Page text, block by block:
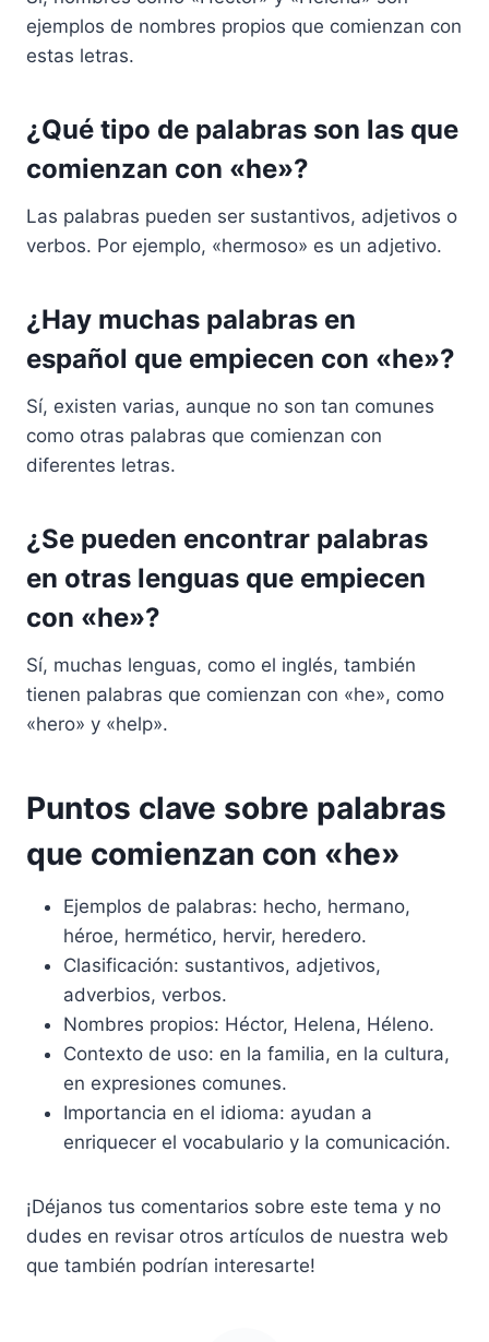
ejemplos de nombres propios que comienzan con
estas letras.
¿Qué tipo de palabras son las que
comienzan con «he»?
Las palabras pueden ser sustantivos, adjetivos o
verbos. Por ejemplo, «hermoso» es un adjetivo.
¿Hay muchas palabras en
español que empiecen con «he»?
Sí, existen varias, aunque no son tan comunes
como otras palabras que comienzan con
diferentes letras.
¿Se pueden encontrar palabras
en otras lenguas que empiecen
con «he»?
Sí, muchas lenguas, como el inglés, también
tienen palabras que comienzan con «he», como
«hero» y «help».
Puntos clave sobre palabras
que comienzan con «he»
Ejemplos de palabras: hecho, hermano,
héroe, hermético, hervir, heredero.
Clasificación: sustantivos, adjetivos,
adverbios, verbos.
Nombres propios: Héctor, Helena, Héleno.
Contexto de uso: en la familia, en la cultura,
en expresiones comunes.
Importancia en el idioma: ayudan a
enriquecer el vocabulario y la comunicación.
¡Déjanos tus comentarios sobre este tema y no
dudes en revisar otros artículos de nuestra web
que también podrían interesarte!